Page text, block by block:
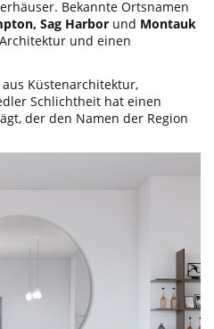
Bekannte Ortsnamen
Sag Harbor und Montauk
und einen
Küstenarchitektur,
Schlichtheit hat einen
der den Namen der Region